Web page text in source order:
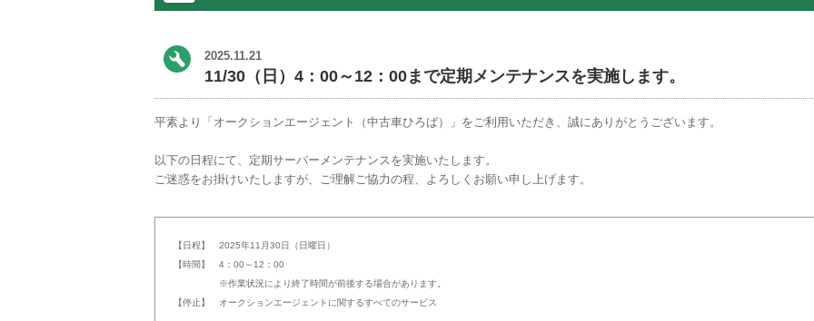
2025.11.21
11/30（日）4：00～12：00まで定期メンテナンスを実施します。
平素より「オークションエージェント（中古車ひろば）」をご利用いただき、誠にありがとうございます。
以下の日程にて、定期サーバーメンテナンスを実施いたします。
ご迷惑をお掛けいたしますが、ご理解ご協力の程、よろしくお願い申し上げます。
【日程】 2025年11月30日（日曜日）
【時間】 4：00～12：00
※作業状況により終了時間が前後する場合があります。
【停止】 オークションエージェントに関するすべてのサービス